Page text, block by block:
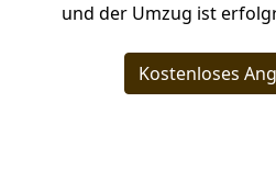
und der Umzug ist
Kostenloses